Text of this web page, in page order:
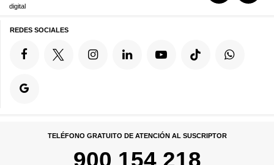
digital
REDES SOCIALES
TELÉFONO GRATUITO DE ATENCIÓN AL SUSCRIPTOR
900 154 218